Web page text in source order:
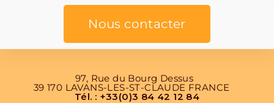
Nous contacter
97, Rue du Bourg Dessus
39 170 LAVANS-LES-ST-CLAUDE FRANCE
Tél. : +33(0)3 84 42 12 84